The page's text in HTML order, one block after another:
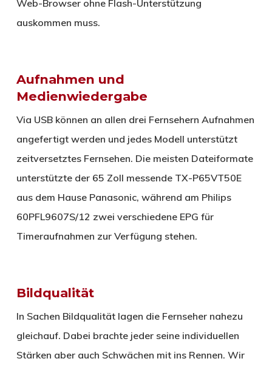
Web-Browser ohne Flash-Unterstützung
auskommen muss.
Aufnahmen und
Medienwiedergabe
Via USB können an allen drei Fernsehern Aufnahmen
angefertigt werden und jedes Modell unterstützt
zeitversetztes Fernsehen. Die meisten Dateiformate
unterstützte der 65 Zoll messende TX-P65VT50E
aus dem Hause Panasonic, während am Philips
60PFL9607S/12 zwei verschiedene EPG für
Timeraufnahmen zur Verfügung stehen.
Bildqualität
In Sachen Bildqualität lagen die Fernseher nahezu
gleichauf. Dabei brachte jeder seine individuellen
Stärken aber auch Schwächen mit ins Rennen. Wir